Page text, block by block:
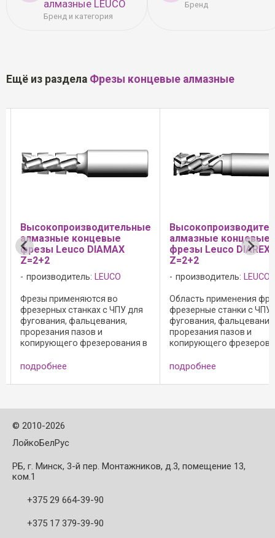
алмазные LEUCO
Бренд и категория
Бренд
Ещё из раздела Фрезы концевые алмазные
LEUCO
во
с ЧПУ для
в
HPL и
Высокопроизводительные
алмазные концевые
фрезы Leuco DIAREX
производитель: LEUCO
Область применения фрез -
фрезерные станки с ЧПУ для
фугования, фальцевания,
прорезания пазов и
копирующего фрезерования в
меламиновым и бумажным
слоистого пластика HPL и
фрезы
фрезерные
форматной
раскроя в
© 2010-2026
ЛойкоБелРус
РБ, г. Минск, 3-й пер. Монтажников, д.3, помещение 13,
ком.1
+375 29 664-39-90
+375 17 379-39-90